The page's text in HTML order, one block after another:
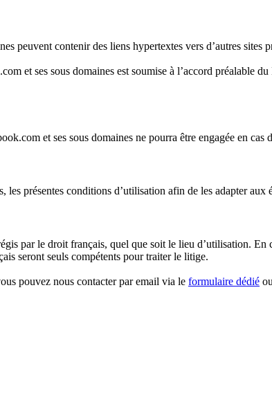
peuvent contenir des liens hypertextes vers d’autres sites
et ses sous domaines est soumise à l’accord préalable
et ses sous domaines ne pourra être engagée en
les présentes conditions d’utilisation afin de les adapter
par le droit français, quel que soit le lieu d’utilisation. En
seront seuls compétents pour traiter le litige.
pouvez nous contacter par email via le formulaire dédié